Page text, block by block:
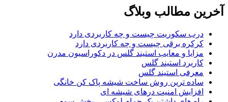
آخرین مطالب وبلاگ
درب سکوریت چیست و چه کاربردی دارد
کرکره برقی چیست و چه کاربردی دارد
مزایا و معایب استیند گلس در دکوراسیون مدرن
کاربرد استیند گلس
معرفی استیند گلس
ساده ترین روش ساخت شیشه پاک کن خانگی
افزایش امنیت درهای شیشه ای